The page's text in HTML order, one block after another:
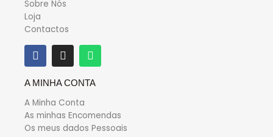
Sobre Nós
Loja
Contactos
A MINHA CONTA
A Minha Conta
As minhas Encomendas
Os meus dados Pessoais